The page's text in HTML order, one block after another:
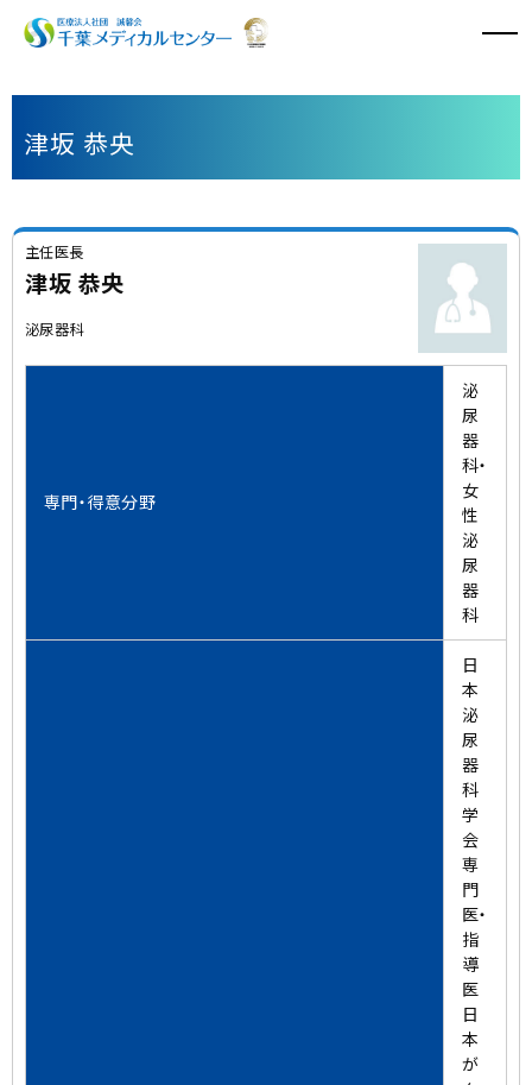
診療科・診療センター
外来診療
入院・面会
特長と取り組み
津坂 恭央
主任医長
津坂 恭央
泌尿器科
専門・得意分野
泌
尿
器
科・
女
性
泌
尿
器
科
日
本
泌
尿
器
科
学
会
専
門
医・
指
導
医
日
本
が